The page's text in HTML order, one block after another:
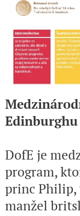
Edinburghu
DofE je
program,
princ Philip,
manžel